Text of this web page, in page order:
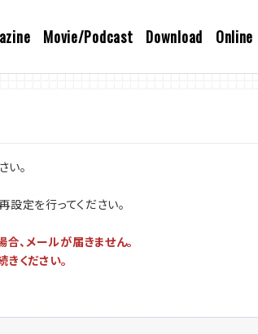
Movie/Podcast Download Online
い。
定を行ってください。
、メールが届きません。
ください。